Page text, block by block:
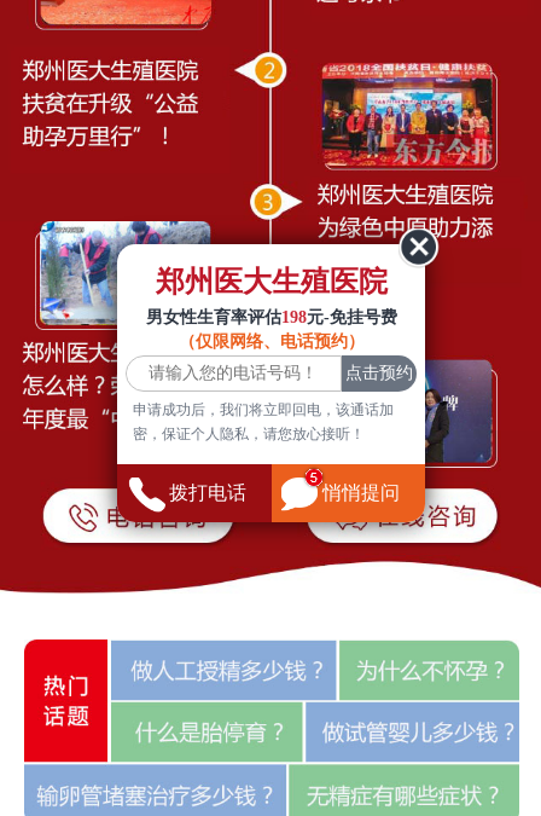
郑州医大生殖医院
男女性生育率评估198元-免挂号费
（仅限网络、电话预约）
申请成功后，我们将立即回电，该通话加
密，保证个人隐私，请您放心接听！
拨打电话 悄悄提问